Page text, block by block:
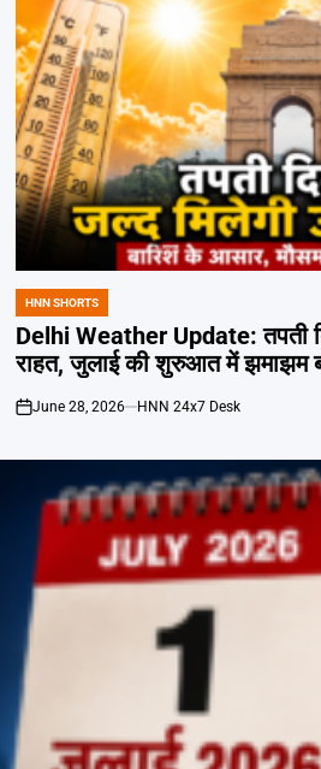
POSTED
IN
HNN SHORTS
Delhi Weather Update: तपती
राहत, जुलाई की शुरुआत में झमाझम
on
June 28, 2026 HNN 24x7 Desk